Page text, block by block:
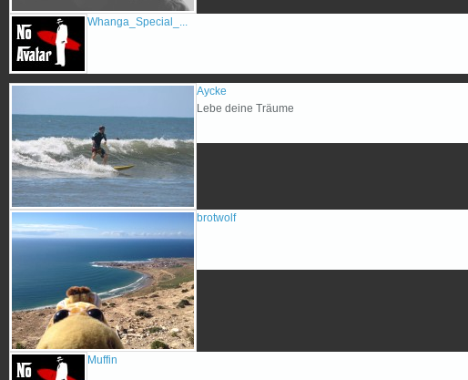
Whanga_Special_...
Aycke
Lebe deine Träume
brotwolf
Muffin